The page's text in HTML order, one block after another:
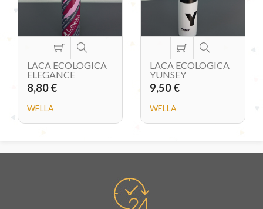
LACA ECOLOGICA
ELEGANCE
8,80 €
WELLA
LACA ECOLOGICA
YUNSEY
9,50 €
WELLA